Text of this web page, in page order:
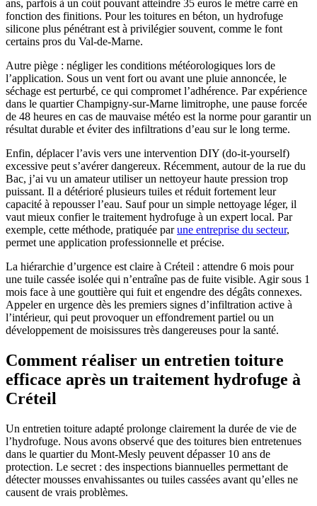
ans, parfois à un coût pouvant atteindre 35 euros le mètre carré en
fonction des finitions. Pour les toitures en béton, un hydrofuge
silicone plus pénétrant est à privilégier souvent, comme le font
certains pros du Val-de-Marne.
Autre piège : négliger les conditions météorologiques lors de
l’application. Sous un vent fort ou avant une pluie annoncée, le
séchage est perturbé, ce qui compromet l’adhérence. Par expérience
dans le quartier Champigny-sur-Marne limitrophe, une pause forcée
de 48 heures en cas de mauvaise météo est la norme pour garantir un
résultat durable et éviter des infiltrations d’eau sur le long terme.
Enfin, déplacer l’avis vers une intervention DIY (do-it-yourself)
excessive peut s’avérer dangereux. Récemment, autour de la rue du
Bac, j’ai vu un amateur utiliser un nettoyeur haute pression trop
puissant. Il a détérioré plusieurs tuiles et réduit fortement leur
capacité à repousser l’eau. Sauf pour un simple nettoyage léger, il
vaut mieux confier le traitement hydrofuge à un expert local. Par
exemple, cette méthode, pratiquée parune entreprise du secteur,
permet une application professionnelle et précise.
La hiérarchie d’urgence est claire à Créteil : attendre 6 mois pour
une tuile cassée isolée qui n’entraîne pas de fuite visible. Agir sous 1
mois face à une gouttière qui fuit et engendre des dégâts connexes.
Appeler en urgence dès les premiers signes d’infiltration active à
l’intérieur, qui peut provoquer un effondrement partiel ou un
développement de moisissures très dangereuses pour la santé.
Comment réaliser un entretien toiture
efficace après un traitement hydrofuge à
Créteil
Un entretien toiture adapté prolonge clairement la durée de vie de
l’hydrofuge. Nous avons observé que des toitures bien entretenues
dans le quartier du Mont-Mesly peuvent dépasser 10 ans de
protection. Le secret : des inspections biannuelles permettant de
détecter mousses envahissantes ou tuiles cassées avant qu’elles ne
causent de vrais problèmes.